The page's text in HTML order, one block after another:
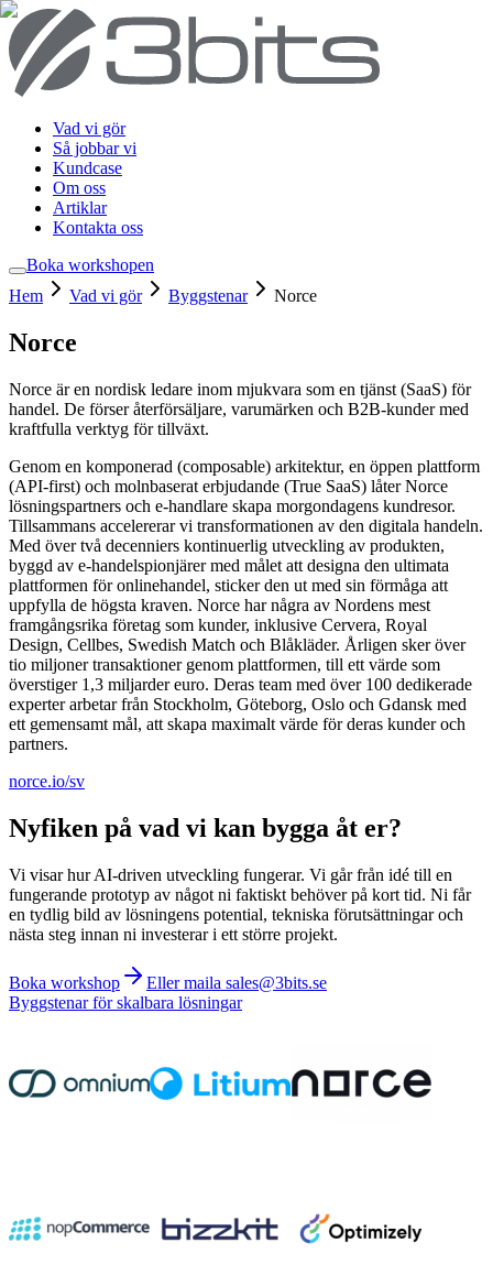
Vad vi gör
Så jobbar vi
Kundcase
Om oss
Artiklar
Kontakta oss
Boka workshopen
Hem
Vad vi gör Byggstenar Norce
Norce
Norce är en nordisk ledare inom mjukvara som en tjänst (SaaS) för
handel. De förser återförsäljare, varumärken och B2B-kunder med
kraftfulla verktyg för tillväxt.
Genom en komponerad (composable) arkitektur, en öppen plattform
(API-first) och molnbaserat erbjudande (True SaaS) låter Norce
lösningspartners och e-handlare skapa morgondagens kundresor.
Tillsammans accelererar vi transformationen av den digitala handeln.
Med över två decenniers kontinuerlig utveckling av produkten,
byggd av e-handelspionjärer med målet att designa den ultimata
plattformen för onlinehandel, sticker den ut med sin förmåga att
uppfylla de högsta kraven. Norce har några av Nordens mest
framgångsrika företag som kunder, inklusive Cervera, Royal
Design, Cellbes, Swedish Match och Blåkläder. Årligen sker över
tio miljoner transaktioner genom plattformen, till ett värde som
överstiger 1,3 miljarder euro. Deras team med över 100 dedikerade
experter arbetar från Stockholm, Göteborg, Oslo och Gdansk med
ett gemensamt mål, att skapa maximalt värde för deras kunder och
partners.
norce.io/sv
Nyfiken på vad vi kan bygga åt er?
Vi visar hur AI-driven utveckling fungerar. Vi går från idé till en
fungerande prototyp av något ni faktiskt behöver på kort tid. Ni får
en tydlig bild av lösningens potential, tekniska förutsättningar och
nästa steg innan ni investerar i ett större projekt.
Boka workshop
Eller maila sales@3bits.se
Byggstenar för skalbara lösningar